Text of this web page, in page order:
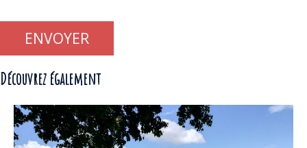
Découvrez également